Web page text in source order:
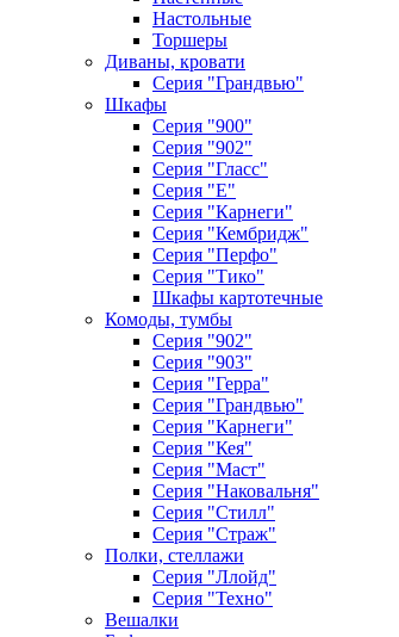
Настольные
Торшеры
Диваны, кровати
Серия "Грандвью"
Шкафы
Серия "900"
Серия "902"
Серия "Гласс"
Серия "Е"
Серия "Карнеги"
Серия "Кембридж"
Серия "Перфо"
Серия "Тико"
Шкафы картотечные
Комоды, тумбы
Серия "902"
Серия "903"
Серия "Герра"
Серия "Грандвью"
Серия "Карнеги"
Серия "Кея"
Серия "Маст"
Серия "Наковальня"
Серия "Стилл"
Серия "Страж"
Полки, стеллажи
Серия "Ллойд"
Серия "Техно"
Вешалки